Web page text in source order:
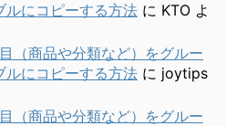
ルにコピーする方法 に KTO よ
（商品や分類など）をグルー
ルにコピーする方法 に joytips
（商品や分類など）をグルー